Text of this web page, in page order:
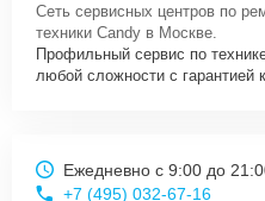
Сеть сервисных центров по
техники Candy в Москве.
Профильный сервис по
любой сложности с гарантией
Ежедневно с 9:00 до
+7 (495) 032-67-16